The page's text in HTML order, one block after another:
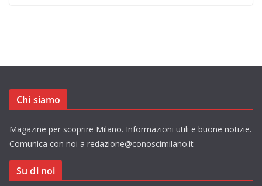
Chi siamo
Magazine per scoprire Milano. Informazioni utili e buone notizie.
Comunica con noi a redazione@conoscimilano.it
Su di noi